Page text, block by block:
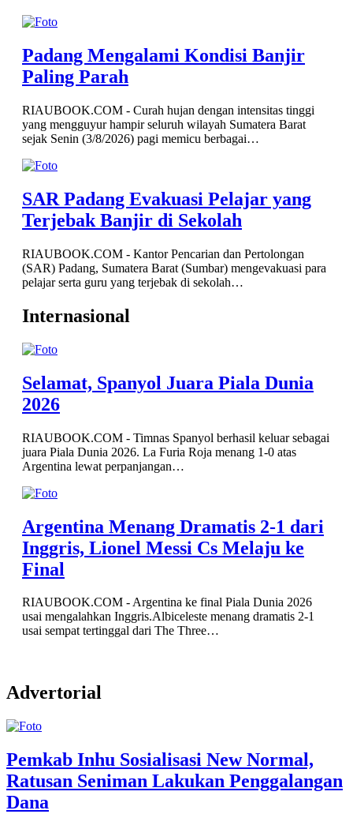
Padang Mengalami Kondisi Banjir
Paling Parah
RIAUBOOK.COM - Curah hujan dengan intensitas tinggi
yang mengguyur hampir seluruh wilayah Sumatera Barat
sejak Senin (3/8/2026) pagi memicu berbagai…
SAR Padang Evakuasi Pelajar yang
Terjebak Banjir di Sekolah
RIAUBOOK.COM - Kantor Pencarian dan Pertolongan
(SAR) Padang, Sumatera Barat (Sumbar) mengevakuasi para
pelajar serta guru yang terjebak di sekolah…
Internasional
Selamat, Spanyol Juara Piala Dunia
2026
RIAUBOOK.COM - Timnas Spanyol berhasil keluar sebagai
juara Piala Dunia 2026. La Furia Roja menang 1-0 atas
Argentina lewat perpanjangan…
Argentina Menang Dramatis 2-1 dari
Inggris, Lionel Messi Cs Melaju ke
Final
RIAUBOOK.COM - Argentina ke final Piala Dunia 2026
usai mengalahkan Inggris.Albiceleste menang dramatis 2-1
usai sempat tertinggal dari The Three…
Advertorial
Pemkab Inhu Sosialisasi New Normal,
Ratusan Seniman Lakukan Penggalangan
Dana